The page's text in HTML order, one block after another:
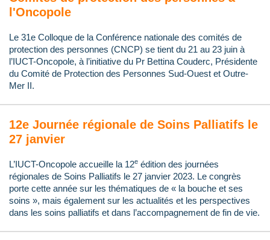
l'Oncopole
Le 31e Colloque de la Conférence nationale des comités de
protection des personnes (CNCP) se tient du 21 au 23 juin à
l’IUCT-Oncopole, à l’initiative du Pr Bettina Couderc, Présidente
du Comité de Protection des Personnes Sud-Ouest et Outre-
Mer II.
12e Journée régionale de Soins Palliatifs le
27 janvier
L’IUCT-Oncopole accueille la 12e édition des journées
régionales de Soins Palliatifs le 27 janvier 2023. Le congrès
porte cette année sur les thématiques de « la bouche et ses
soins », mais également sur les actualités et les perspectives
dans les soins palliatifs et dans l’accompagnement de fin de vie.